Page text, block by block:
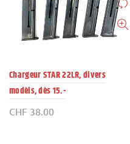
Chargeur STAR 22LR, divers
modèls, dès 15.-
CHF 38.00